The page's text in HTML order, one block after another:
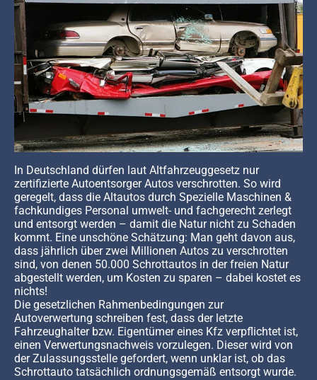
In Deutschland dürfen laut Altfahrzeuggesetz nur
zertifizierte Autoentsorger Autos verschrotten. So wird
geregelt, dass die Altautos durch Spezielle Maschinen &
fachkundiges Personal umwelt- und fachgerecht zerlegt
und entsorgt werden – damit die Natur nicht zu Schaden
kommt. Eine unschöne Schätzung: Man geht davon aus,
dass jährlich über zwei Millionen Autos zu verschrotten
sind, von denen 50.000 Schrottautos in der freien Natur
abgestellt werden, um Kosten zu sparen – dabei kostet es
nichts!
Die gesetzlichen Rahmenbedingungen zur
Autoverwertung schreiben fest, dass der letzte
Fahrzeughalter bzw. Eigentümer eines Kfz verpflichtet ist,
einen Verwertungsnachweis vorzulegen. Dieser wird von
der Zulassungsstelle gefordert, wenn unklar ist, ob das
Schrottauto tatsächlich ordnungsgemäß entsorgt wurde.